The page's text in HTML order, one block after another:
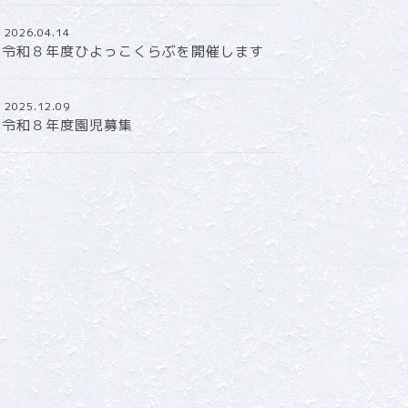
2026.04.14
令和８年度ひよっこくらぶを開催します
2025.12.09
令和８年度園児募集